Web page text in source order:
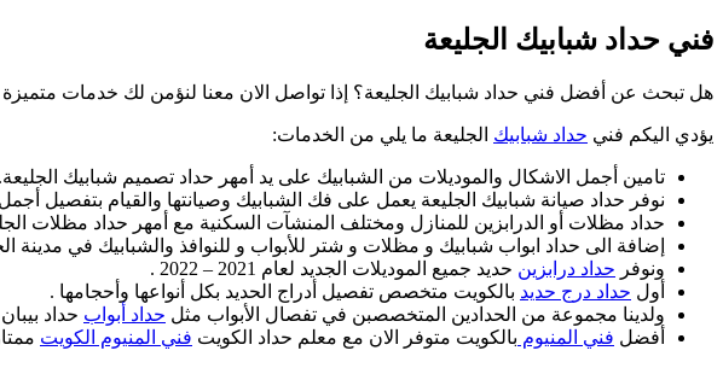
فني حداد شبابيك الجليعة
هل تبحث عن أفضل فني حداد شبابيك الجليعة؟ إذا تواصل الان معنا لنؤمن لك خدمات
يؤدي اليكم فني حداد شبابيك الجليعة ما يلي من الخدمات:
تامين أجمل الاشكال والموديلات من الشبابيك على يد أمهر حداد تصميم شبابيك الجليعة.
نوفر حداد صيانة شبابيك الجليعة يعمل على فك الشبابيك وصيانتها والقيام بتفصيل أجمل
حداد مظلات أو الدرابزين للمنازل ومختلف المنشآت السكنية مع أمهر حداد مظلات
إضافة الى حداد ابواب شبابيك و مظلات و شتر للأبواب و للنوافذ والشبابيك في مدينة
ونوفر حداد درابزين حديد جميع الموديلات الجديد لعام 2021 – 2022 .
أول حداد درج حديد بالكويت متخصص تفصيل أدراج الحديد بكل أنواعها وأحجامها .
ولدينا مجموعة من الحدادين المتخصصبن في تفصال الأبواب مثل حداد أبواب حداد
أفضل فني المنيوم بالكويت متوفر الان مع معلم حداد الكويت فني المنيوم الكويت